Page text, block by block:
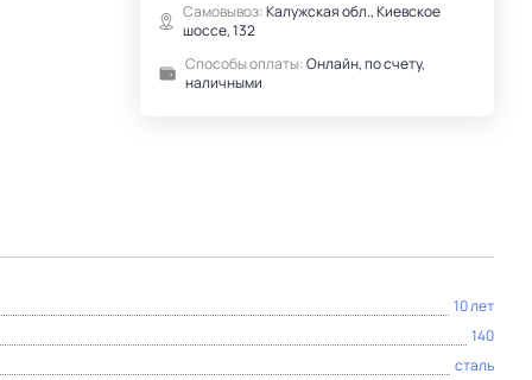
Самовывоз:Калужская обл., Киевское
шоссе, 132
Способы оплаты:Онлайн, по счету,
наличными
10 лет
140
сталь